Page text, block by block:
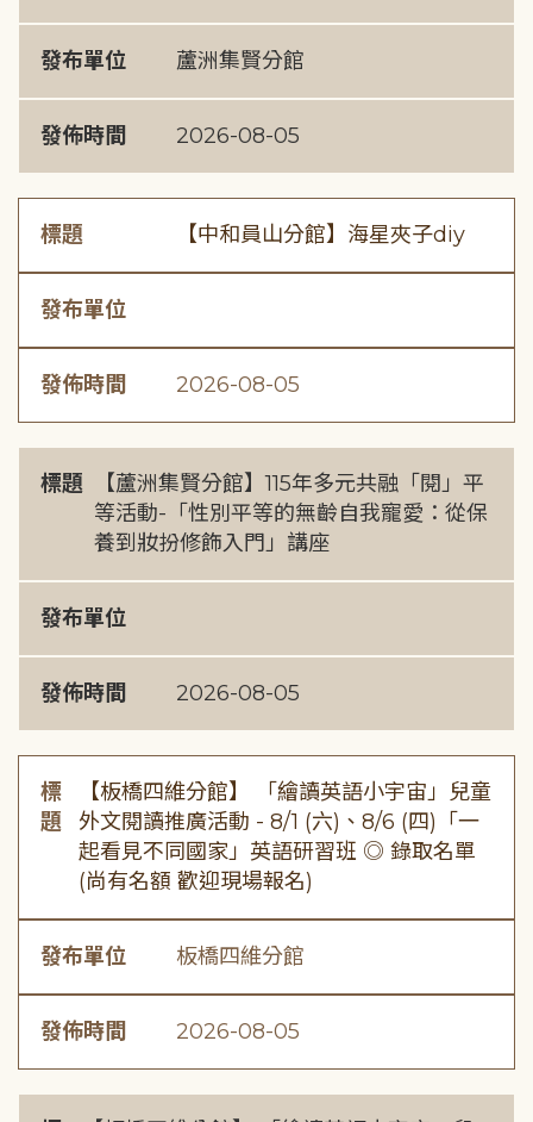
發布單位 蘆洲集賢分館
發佈時間 2026-08-05
標題 【中和員山分館】海星夾子diy
發布單位
發佈時間 2026-08-05
標題
【蘆洲集賢分館】115年多元共融「閱」平
等活動-「性別平等的無齡自我寵愛：從保
養到妝扮修飾入門」講座
發布單位
發佈時間 2026-08-05
標
題
【板橋四維分館】 「繪讀英語小宇宙」兒童
外文閱讀推廣活動 - 8/1 (六)、8/6 (四)「一
起看見不同國家」英語研習班 ◎ 錄取名單
(尚有名額 歡迎現場報名)
發布單位 板橋四維分館
發佈時間 2026-08-05